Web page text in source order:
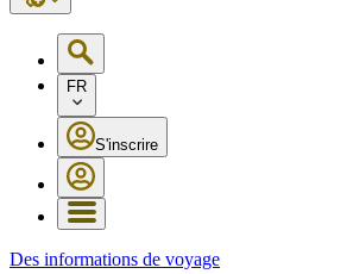
FR
S'inscrire
Des informations de voyage